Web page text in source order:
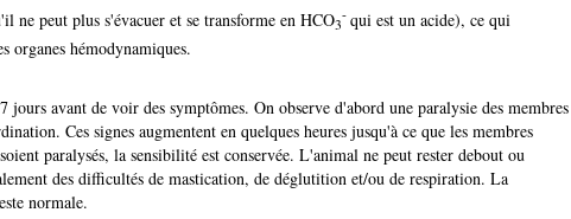
ne peut plus s'évacuer et se transforme en HCO3
- qui est un acide), ce qui
organes hémodynamiques.
avant de voir des symptômes. On observe d'abord une paralysie des membres
Ces signes augmentent en quelques heures jusqu'à ce que les membres
paralysés, la sensibilité est conservée. L'animal ne peut rester debout ou
des difficultés de mastication, de déglutition et/ou de respiration. La
normale.